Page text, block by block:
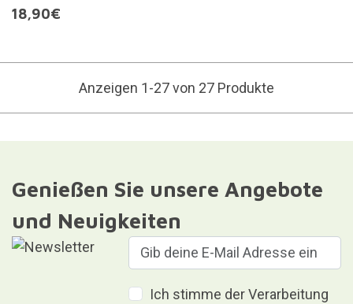
18,90€
Anzeigen 1-27 von 27 Produkte
Genießen Sie unsere Angebote
und Neuigkeiten
Ich stimme der Verarbeitung